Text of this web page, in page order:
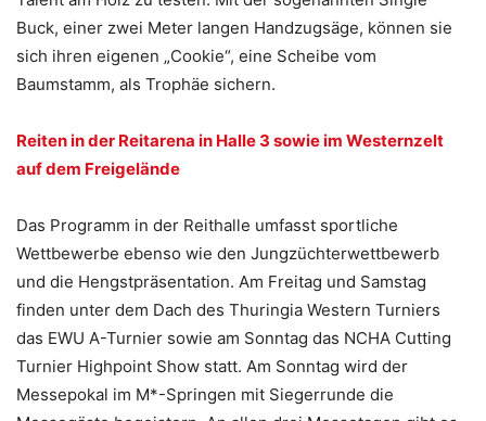
Buck, einer zwei Meter langen Handzugsäge, können sie
sich ihren eigenen „Cookie“, eine Scheibe vom
Baumstamm, als Trophäe sichern.
Reiten in der Reitarena in Halle 3 sowie im Westernzelt
auf dem Freigelände
Das Programm in der Reithalle umfasst sportliche
Wettbewerbe ebenso wie den Jungzüchterwettbewerb
und die Hengstpräsentation. Am Freitag und Samstag
finden unter dem Dach des Thuringia Western Turniers
das EWU A-Turnier sowie am Sonntag das NCHA Cutting
Turnier Highpoint Show statt. Am Sonntag wird der
Messepokal im M*-Springen mit Siegerrunde die